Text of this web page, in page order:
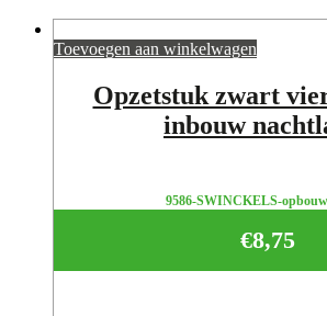
Toevoegen aan winkelwagen
Opzetstuk zwart
inbouw
9586-SWINCKELS-
€8,75